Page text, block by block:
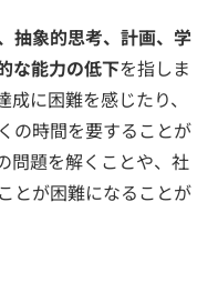
抽象的思考、計画、学
な能力の低下を指しま
に困難を感じたり、
の時間を要することが
問題を解くことや、社
とが困難になることが